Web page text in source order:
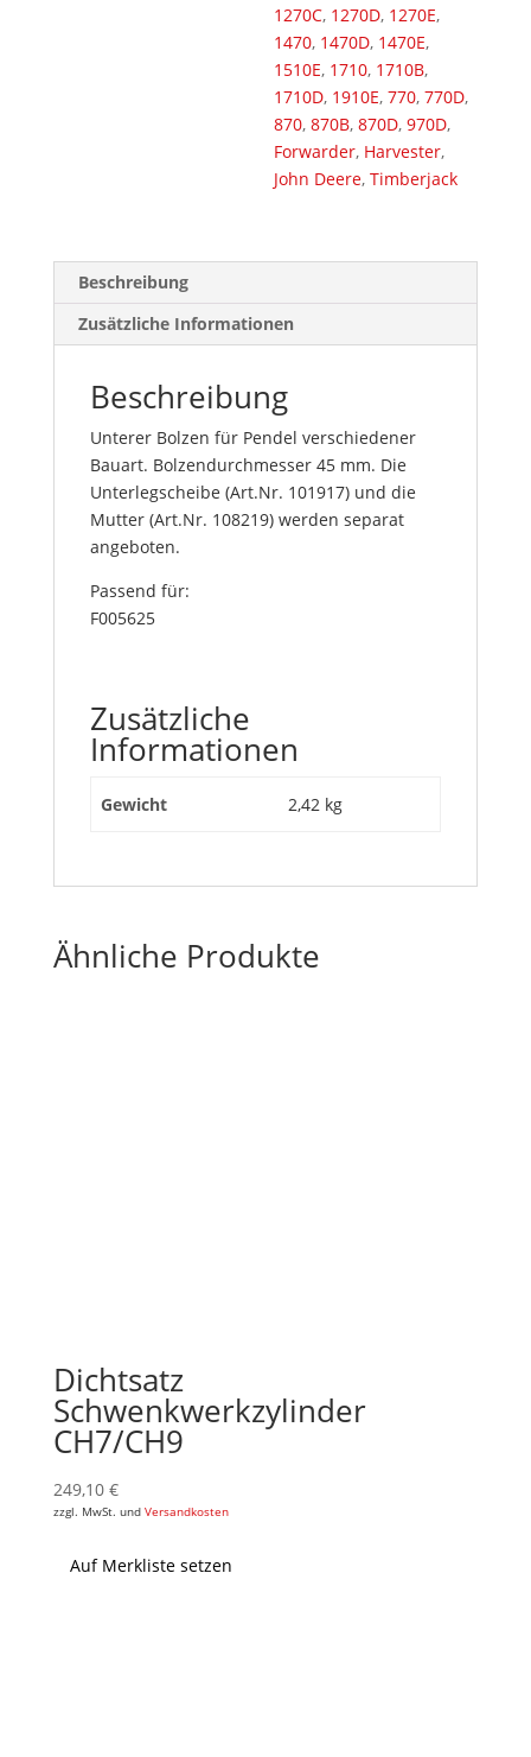
1270C, 1270D, 1270E,
1470, 1470D, 1470E,
1510E, 1710, 1710B,
1710D, 1910E,770,770D,
870,870B,870D,970D,
Forwarder, Harvester,
John Deere,Timberjack
Beschreibung
Zusätzliche Informationen
Beschreibung
Unterer Bolzen für Pendel verschiedener
Bauart. Bolzendurchmesser 45 mm. Die
Unterlegscheibe (Art.Nr. 101917) und die
Mutter (Art.Nr. 108219) werden separat
angeboten.
Passend für:
F005625
Zusätzliche
Informationen
Gewicht 2,42 kg
Ähnliche Produkte
Dichtsatz
Schwenkwerkzylinder
CH7/CH9
249,10 €
zzgl. MwSt. und Versandkosten
Auf Merkliste setzen